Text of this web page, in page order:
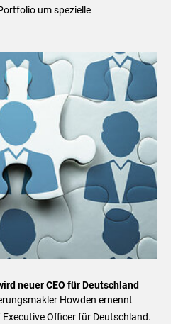
um spezielle
neuer CEO für Deutschland
Howden ernennt
Officer für Deutschland.